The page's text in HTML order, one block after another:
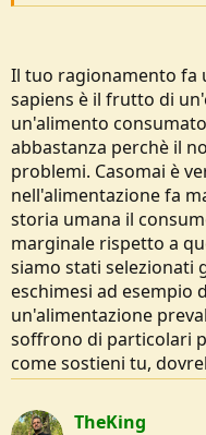
Il tuo ragionamento fa
sapiens è il frutto di
un'alimento
abbastanza perchè il
problemi. Casomai è
nell'alimentazione fa
storia umana il
marginale rispetto a
siamo stati selezionati
eschimesi ad esempio
un'alimentazione
soffrono di particolari
come sostieni tu,
TheKing